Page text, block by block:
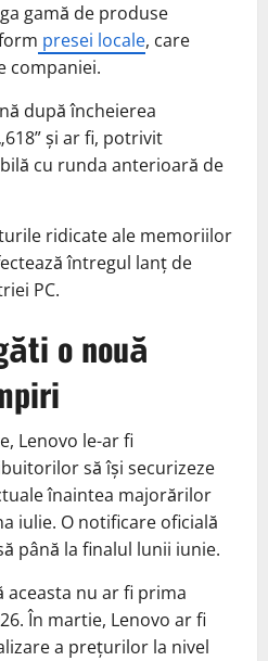
gamă de produse
presei locale, care
companiei.
după încheierea
și ar fi, potrivit
cu runda anterioară de
ridicate ale memoriilor
întregul lanț de
PC.
o nouă
Lenovo le-ar fi
să își securizeze
înaintea majorărilor
iulie. O notificare oficială
până la finalul lunii iunie.
aceasta nu ar fi prima
În martie, Lenovo ar fi
a prețurilor la nivel